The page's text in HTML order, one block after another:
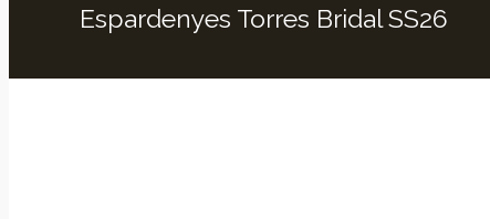
Espardenyes Torres Bridal SS26